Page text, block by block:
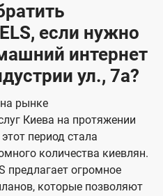
если нужно
интернет
ул., 7а?
рынке
Киева на протяжении
период стала
количества киевлян.
предлагает огромное
которые позволяют